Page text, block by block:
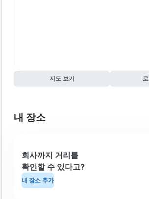
지도 보기
내 장소
회사까지 거리를
확인할 수 있다고?
내 장소 추가